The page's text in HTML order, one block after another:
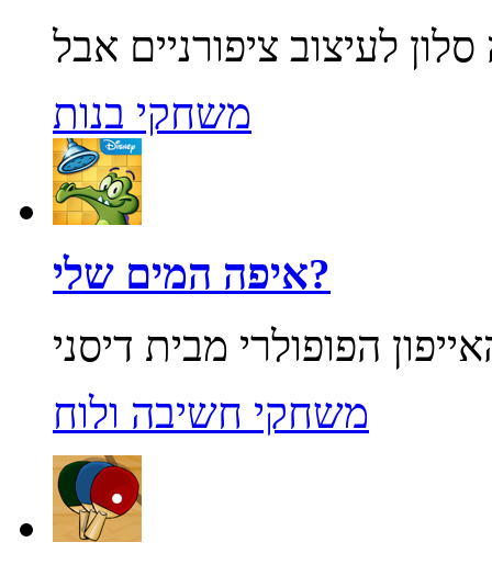
משחקי בנות
איפה המים שלי?
משחקי חשיבה ולוח